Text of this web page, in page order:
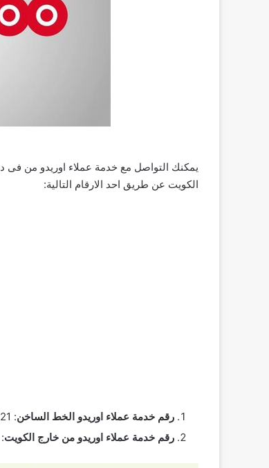
يمكنك التواصل مع خدمة عملاء اوريدو من
الكويت عن طريق احد الارقام التالية:
رقم خدمة عملاء اوريدو الخط الساخن: 121.
رقم خدمة عملاء اوريدو من خارج الكويت: 009651805555.